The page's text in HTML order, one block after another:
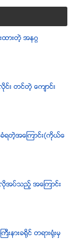
ားတဲ့ အနဂၢ
လိုင္း တင္တဲ့ ေက်ာင္း
ခံရတဲ့အေၾကာင္း(ကိုယ္ေ
လိုအပ္သည့္ အေၾကာင္း
နားခရိုင္ တရားရံုးမွ